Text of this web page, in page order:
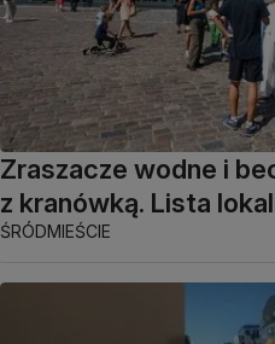
Zraszacze wodne i
z kranówką. Lista
ŚRÓDMIEŚCIE